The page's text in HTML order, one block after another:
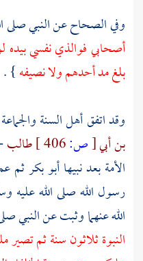
وفي الصحاح عن النبي صلى
أصحابي فوالذي نفسي بيده
بلغ مد أحدهم ولا نصيفه} .
وقد اتفقأهل السنة والجماعة
بن أبي[ص: طالب
الأمة بعد نبيهاأبو بكرثم
رسول الله صلى الله عليه
الله عنهما وثبت عن النبي
النبوة ثلاثون سنة ثم تصير